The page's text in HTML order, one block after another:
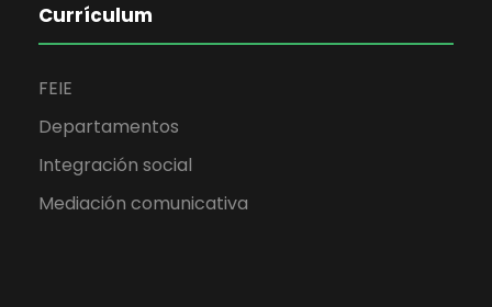
Currículum
FEIE
Departamentos
Integración social
Mediación comunicativa